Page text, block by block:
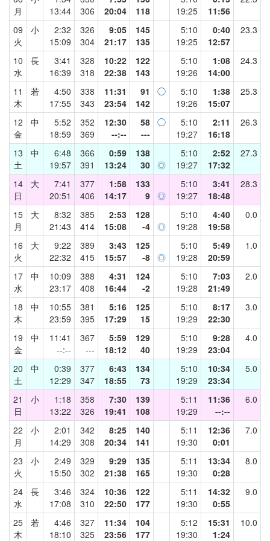
月
13:44
306
20:04
118
19:25
11:56
09
火
小
2:32
15:09
326
304
9:05
21:17
145
135
5:10
19:25
0:40
12:57
23.3
10
水
長
3:41
16:39
328
318
10:22
22:38
122
143
5:10
19:26
1:08
14:00
24.3
11
木
若
4:50
17:55
338
343
11:31
23:54
91
142
◯
5:10
19:26
1:38
15:07
25.3
12
金
中
5:52
18:59
352
369
12:30
--:--
58
---
◯
5:10
19:27
2:11
16:18
26.3
13
土
中
6:48
19:57
366
391
0:59
13:24
138
30 ◎
5:10
19:27
2:52
17:32
27.3
14
日
大
7:41
20:51
377
406
1:58
14:17
133
9 ◎
5:10
19:27
3:41
18:48
28.3
15
月
大
8:32
21:43
385
414
2:53
15:08
128
-4 ◎
5:10
19:28
4:40
19:58
0.0
16
火
大
9:22
22:32
389
415
3:43
15:57
125
-8 ◎
5:10
19:28
5:49
20:59
1.0
17
水
中
10:09
23:17
388
408
4:31
16:44
124
-2
5:10
19:28
7:03
21:49
2.0
18
木
中
10:55
23:59
381
395
5:16
17:29
125
15
5:10
19:29
8:17
22:30
3.0
19
金
中
11:41
--:--
367
---
5:59
18:12
129
40
5:10
19:29
9:28
23:04
4.0
20
土
中
0:39
12:29
377
347
6:43
18:55
134
73
5:10
19:29
10:34
23:34
5.0
21
日
小
1:18
13:22
358
326
7:30
19:41
139
108
5:11
19:29
11:36
--:--
6.0
22
月
小
2:01
14:29
342
308
8:25
20:34
140
141
5:11
19:30
12:36
0:01
7.0
23
火
小
2:49
15:50
329
302
9:29
21:38
135
165
5:11
19:30
13:34
0:28
8.0
24
水
長
3:46
17:08
324
310
10:36
22:50
122
177
5:11
19:30
14:32
0:55
9.0
25
木
若
4:46
18:10
327
325
11:34
23:56
104
177
5:12
19:30
15:31
1:24
10.0